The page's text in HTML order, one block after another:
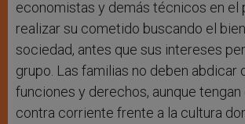
economistas y demás técnicos en el
realizar su cometido buscando el
sociedad, antes que sus intereses
grupo. Las familias no deben abdicar
funciones y derechos, aunque
contra corriente frente a la cultura